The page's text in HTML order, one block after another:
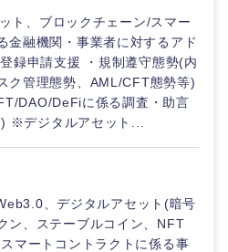
ト、ブロックチェーン/スマー
金融機関・事業者に対するアド
録申請支援 ・規制遵守態勢(内
ク管理態勢、AML/CFT態勢等)
DAO/DeFiに係る調査・助言
※デジタルアセット...
、デジタルアセット(暗号
ン、ステーブルコイン、NFT
マートコントラクトに係る事